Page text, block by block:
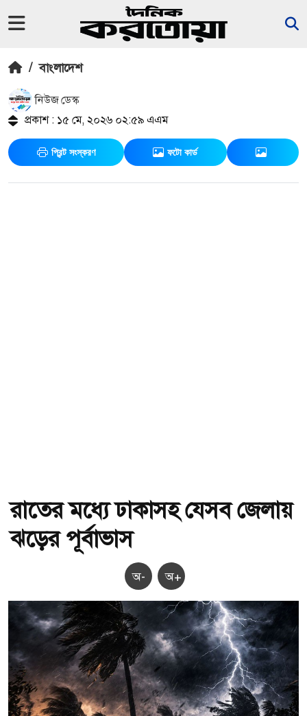
/ বাংলাদেশ
নিউজ ডেস্ক
প্রকাশ : ১৫ মে, ২০২৬ ০২:৫৯ এএম
প্রিন্ট সংস্করণ ফটো কার্ড
রাতের মধ্যে ঢাকাসহ যেসব জেলায়
ঝড়ের পূর্বাভাস
অ- অ+